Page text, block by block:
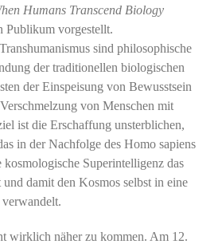
Humans Transcend Biology
Publikum vorgestellt.
sind philosophische
der traditionellen biologischen
der Einspeisung von Bewusstsein
von Menschen mit
ist die Erschaffung unsterblichen,
in der Nachfolge des Homo sapiens
kosmologische Superintelligenz das
damit den Kosmos selbst in eine
wirklich näher zu kommen. Am 12.